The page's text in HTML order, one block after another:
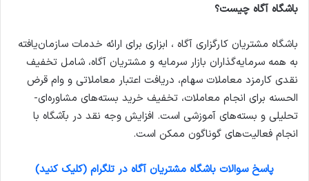
باشگاه آگاه چیست؟
باشگاه مشتریان کارگزاری آگاه ، ابزاری برای ارائه خدمات سازمان‌یافته
به همه سرمایه‌گذاران بازار سرمایه و مشتریان آگاه، شامل تخفیف
نقدی کارمزد معاملات سهام، دریافت اعتبار معاملاتی و وام قرض
الحسنه برای انجام معاملات، تخفیف خرید بسته‌های مشاوره‌ای-
تحلیلی و بسته‌های آموزشی است. افزایش وجه نقد در بآشگاه با
انجام فعالیت‌های گوناگون ممکن است.
پاسخ سوالات باشگاه مشتریان آگاه در تلگرام (کلیک کنید)